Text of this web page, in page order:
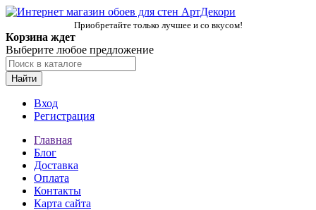
Приобретайте только лучшее и со вкусом!
Корзина ждет
Выберите любое предложение
Найти
Вход
Регистрация
Главная
Блог
Доставка
Оплата
Контакты
Карта сайта